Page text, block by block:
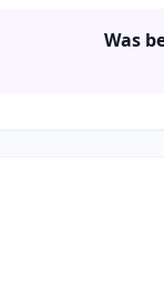
Was